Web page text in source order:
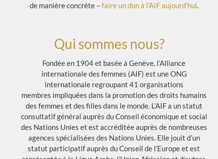
de manière concrète –faire un don à l’AIF aujourd’hui.
Qui sommes nous?
Fondée en 1904 et basée à Genève, l’Alliance
internationale des femmes (AIF) est une ONG
internationale regroupant 41 organisations
membres impliquées dans la promotion des droits humains
des femmes et des filles dans le monde. L’AIF a un statut
consultatif général auprès du Conseil économique et social
des Nations Unies et est accréditée auprès de nombreuses
agences spécialisées des Nations Unies. Elle jouit d’un
statut participatif auprès du Conseil de l’Europe et est